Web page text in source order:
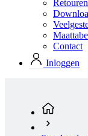
Inloggen
Dames